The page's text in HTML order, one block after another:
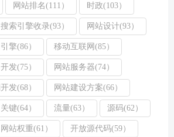
网站排名(111） 时政(103）
搜索引擎收录(93） 网站设计(93）
引擎(86） 移动互联网(85）
开发(75） 网站服务器(74）
发(68） 网站建设方案(66）
关键(64） 流量(63） 源码(62）
网站权重(61） 开放源代码(59）